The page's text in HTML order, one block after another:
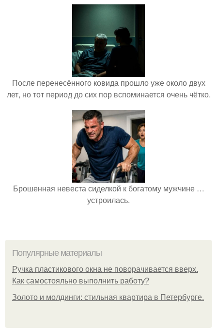
После перенесённого ковида прошло уже около двух
лет, но тот период до сих пор вспоминается очень чётко.
Брошенная невеста сиделкой к богатому мужчине …
устроилась.
Популярные материалы
Ручка пластикового окна не поворачивается вверх.
Как самостояльно выполнить работу?
Золото и молдинги: стильная квартира в Петербурге.